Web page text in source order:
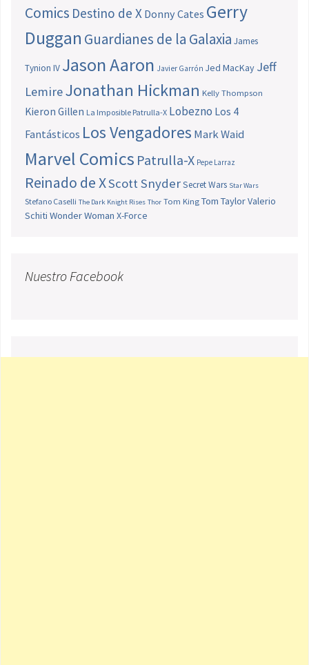
Comics Destino de X Donny Cates Gerry
Duggan Guardianes de la Galaxia James
Tynion IV Jason Aaron Javier Garrón Jed MacKay Jeff
LemireJonathan Hickman Kelly Thompson
Kieron Gillen La Imposible Patrulla-X Lobezno Los 4
Fantásticos Los Vengadores Mark Waid
Marvel Comics Patrulla-X Pepe Larraz
Reinado de XScott SnyderSecret Wars Star Wars
Stefano Caselli The Dark Knight Rises Thor Tom King Tom TaylorValerio
Schiti Wonder Woman X-Force
Nuestro Facebook